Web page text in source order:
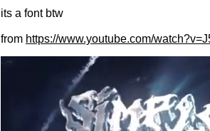
its a font btw
from https://www.youtube.com/